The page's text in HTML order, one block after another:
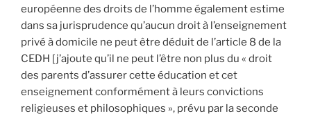
européenne des droits de l’homme également estime
dans sa jurisprudence qu’aucun droit à l’enseignement
privé à domicile ne peut être déduit de l’article 8 de la
CEDH [j’ajoute qu’il ne peut l’être non plus du « droit
des parents d’assurer cette éducation et cet
enseignement conformément à leurs convictions
religieuses et philosophiques », prévu par la seconde